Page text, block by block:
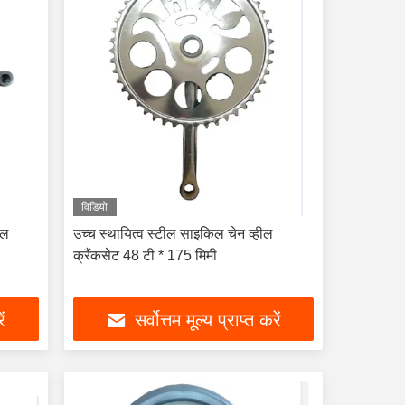
विडियो
उच्च स्थायित्व स्टील साइकिल चेन व्हील
क्रैंकसेट 48 टी * 175 मिमी
सर्वोत्तम मूल्य प्राप्त करें